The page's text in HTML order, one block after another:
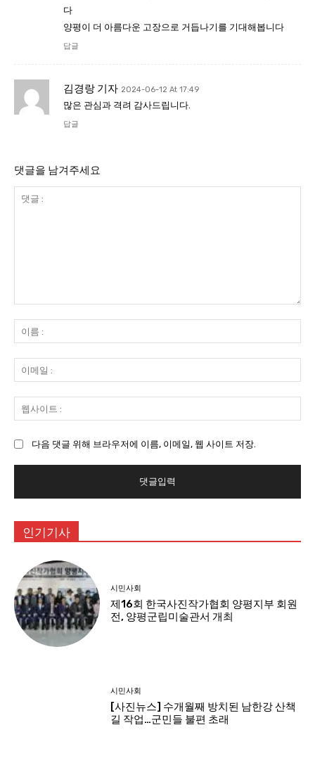
다
양평이 더 아름다운 고장으로 거듭나기를 기대해봅니다
답글
김경랑 기자 2024-06-12 At 17:49
많은 관심과 격려 감사드립니다.
답글
댓글을 남겨주세요
:
름
:
메
일
사
:
다음 댓글 위해 브라우저에 이름, 이메일, 웹 사이트 저장.
인기기사
시민사회
제16회 한국사진작가협회 양평지부 회원
전, 양평군립미술관서 개최
시민사회
[사진뉴스] 수개월째 방치된 남한강 산책
길 작업…군민들 불편 초래